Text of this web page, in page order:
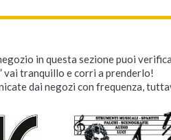
in questa sezione puoi
vai tranquillo e corri a prenderlo!
dai negozi con frequenza,